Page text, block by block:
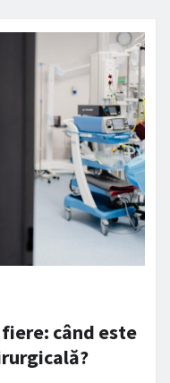
când este